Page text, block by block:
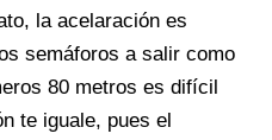
la acelaración es
semáforos a salir como
80 metros es difícil
te iguale, pues el